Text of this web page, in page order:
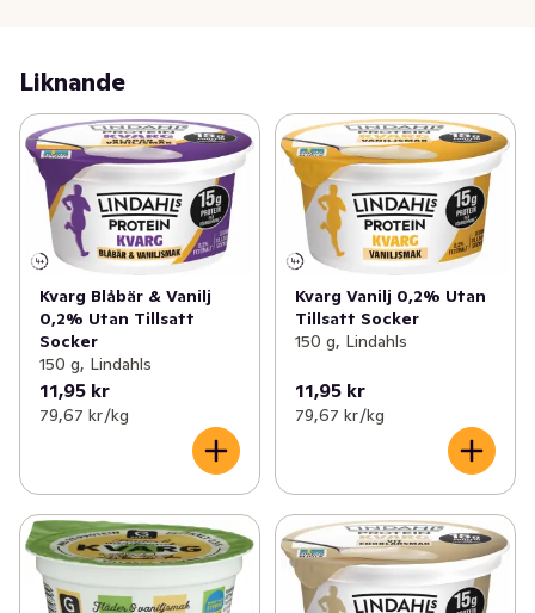
Liknande
Kvarg Blåbär & Vanilj
0,2% Utan Tillsatt
Socker
150 g, Lindahls
11,95 kr
79,67 kr /kg
Kvarg Vanilj 0,2% Utan
Tillsatt Socker
150 g, Lindahls
11,95 kr
79,67 kr /kg